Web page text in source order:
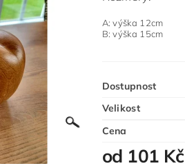
A: výška 12cm
B: výška 15cm
Dostupnost
Velikost
Cena
od 101 Kč